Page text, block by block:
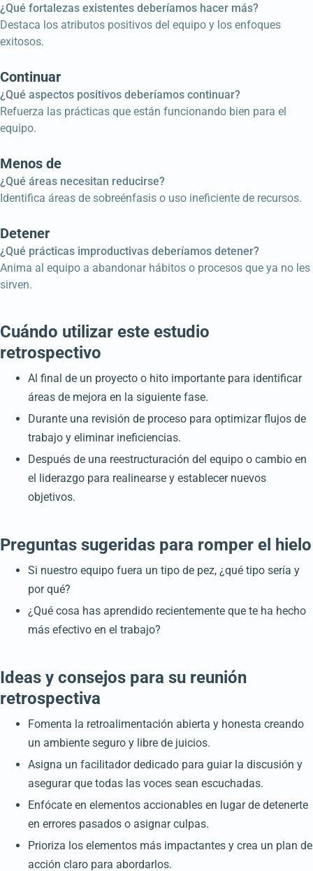
¿Qué fortalezas existentes deberíamos hacer más?
Destaca los atributos positivos del equipo y los enfoques
exitosos.
Continuar
¿Qué aspectos positivos deberíamos continuar?
Refuerza las prácticas que están funcionando bien para el
equipo.
Menos de
¿Qué áreas necesitan reducirse?
Identifica áreas de sobreénfasis o uso ineficiente de recursos.
Detener
¿Qué prácticas improductivas deberíamos detener?
Anima al equipo a abandonar hábitos o procesos que ya no les
sirven.
Cuándo utilizar este estudio
retrospectivo
Al final de un proyecto o hito importante para identificar
áreas de mejora en la siguiente fase.
Durante una revisión de proceso para optimizar flujos de
trabajo y eliminar ineficiencias.
Después de una reestructuración del equipo o cambio en
el liderazgo para realinearse y establecer nuevos
objetivos.
Preguntas sugeridas para romper el hielo
Si nuestro equipo fuera un tipo de pez, ¿qué tipo sería y
por qué?
¿Qué cosa has aprendido recientemente que te ha hecho
más efectivo en el trabajo?
Ideas y consejos para su reunión
retrospectiva
Fomenta la retroalimentación abierta y honesta creando
un ambiente seguro y libre de juicios.
Asigna un facilitador dedicado para guiar la discusión y
asegurar que todas las voces sean escuchadas.
Enfócate en elementos accionables en lugar de detenerte
en errores pasados o asignar culpas.
Prioriza los elementos más impactantes y crea un plan de
acción claro para abordarlos.